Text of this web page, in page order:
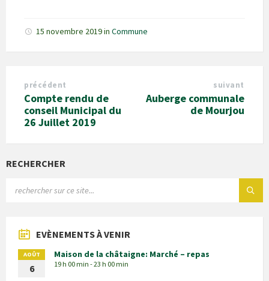
15 novembre 2019in Commune
précédent
Compte rendu de
conseil Municipal du
26 Juillet 2019
suivant
Auberge communale
de Mourjou
RECHERCHER
EVÈNEMENTS À VENIR
AOÛT
6
Maison de la châtaigne: Marché – repas
19 h 00 min - 23 h 00 min